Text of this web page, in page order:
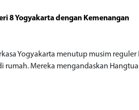
8 Yogyakarta dengan Kemenangan
Yogyakarta menutup musim reguler
rumah. Mereka mengandaskan